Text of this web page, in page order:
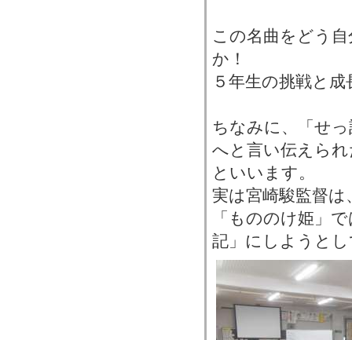
この名曲をどう
か！
５年生の挑戦と
ちなみに、「せ
へと言い伝えら
といいます。
実は宮崎駿監督
「もののけ姫」
記」にしようと